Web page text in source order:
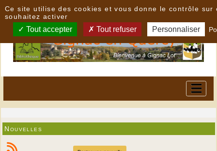
Nouvelles
Ce site utilise des cookies et vous donne le contrôle sur
souhaitez activer
Tout accepter Tout refuser Personnaliser